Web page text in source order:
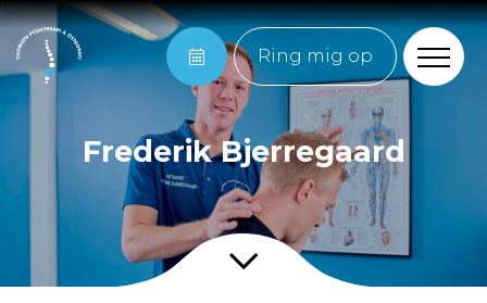
Ring mig op
Frederik Bjerregaard